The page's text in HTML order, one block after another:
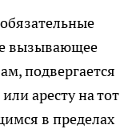
вызывающее
подвергается
аресту на тот
в пределах